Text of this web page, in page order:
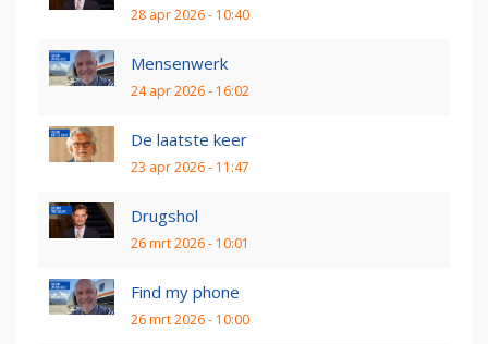
28 apr 2026 - 10:40
Mensenwerk
24 apr 2026 - 16:02
De laatste keer
23 apr 2026 - 11:47
Drugshol
26 mrt 2026 - 10:01
Find my phone
26 mrt 2026 - 10:00